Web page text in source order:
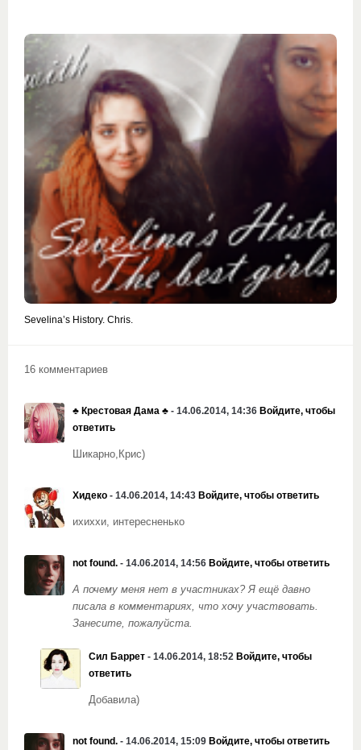
Sevelina’s History. Chris.
16 комментариев
♣️ Крестовая Дама ♣️ - 14.06.2014, 14:36 Войдите, чтобы
ответить
Шикарно,Крис)
Хидеко - 14.06.2014, 14:43 Войдите, чтобы ответить
ихиххи, интересненько
not found. - 14.06.2014, 14:56 Войдите, чтобы ответить
А почему меня нет в участниках? Я ещё давно
писала в комментариях, что хочу участвовать.
Занесите, пожалуйста.
Сил Баррет - 14.06.2014, 18:52 Войдите, чтобы
ответить
Добавила)
not found. - 14.06.2014, 15:09 Войдите, чтобы ответить